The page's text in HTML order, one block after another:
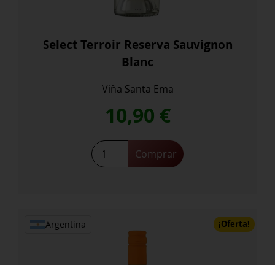
Select Terroir Reserva Sauvignon
Blanc
Viña Santa Ema
10,90 €
Select
Terroir
Comprar
Argentina ¡Oferta!